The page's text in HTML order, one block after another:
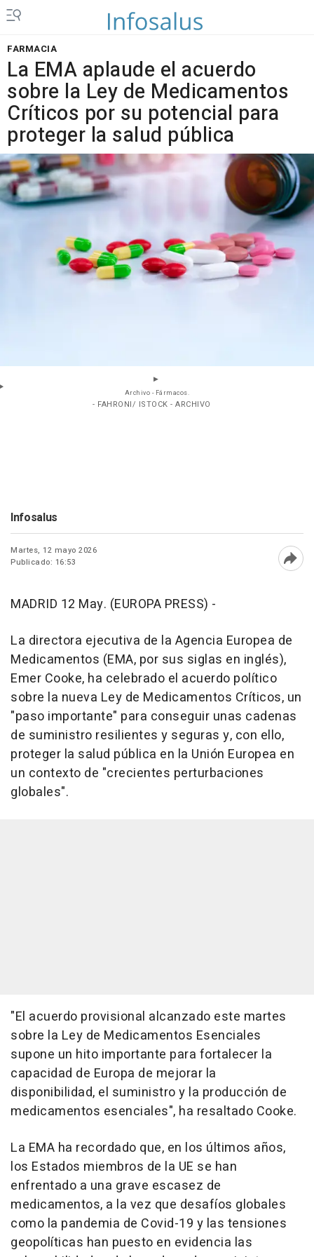
FARMACIA
La EMA aplaude el acuerdo
sobre la Ley de Medicamentos
Críticos por su potencial para
proteger la salud pública
Archivo - Fármacos.
- FAHRONI/ ISTOCK - ARCHIVO
Infosalus
Martes, 12 mayo 2026
Publicado: 16:53
MADRID 12 May. (EUROPA PRESS) -
La directora ejecutiva de la Agencia Europea de
Medicamentos (EMA, por sus siglas en inglés),
Emer Cooke, ha celebrado el acuerdo político
sobre la nueva Ley de Medicamentos Críticos, un
"paso importante" para conseguir unas cadenas
de suministro resilientes y seguras y, con ello,
proteger la salud pública en la Unión Europea en
un contexto de "crecientes perturbaciones
globales".
"El acuerdo provisional alcanzado este martes
sobre la Ley de Medicamentos Esenciales
supone un hito importante para fortalecer la
capacidad de Europa de mejorar la
disponibilidad, el suministro y la producción de
medicamentos esenciales", ha resaltado Cooke.
La EMA ha recordado que, en los últimos años,
los Estados miembros de la UE se han
enfrentado a una grave escasez de
medicamentos, a la vez que desafíos globales
como la pandemia de Covid-19 y las tensiones
geopolíticas han puesto en evidencia las